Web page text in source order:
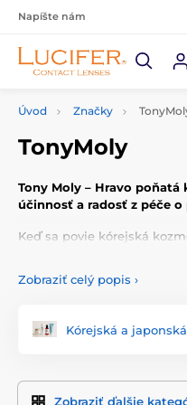
Napíšte nám
Úvod Značky
TonyMoly
Tony Moly – Hravo
účinnosť a radosť z péče o
Keď sa povie kórejská
Od svojho založenia v roku
Beauty
vysokou kvalitou a
Zobraziť celý popis ›
Kórejská a
Zobraziť ďalšie